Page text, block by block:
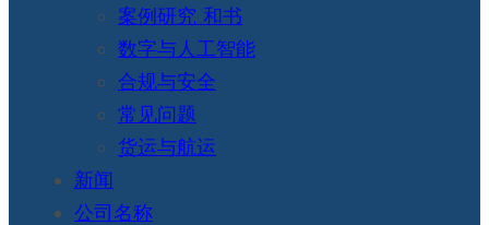
案例研究 和书
数字与人工智能
合规与安全
常见问题
货运与航运
新闻
公司名称